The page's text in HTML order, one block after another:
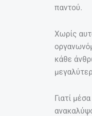
παντού.
Χωρίς
κάθε
Γιατί